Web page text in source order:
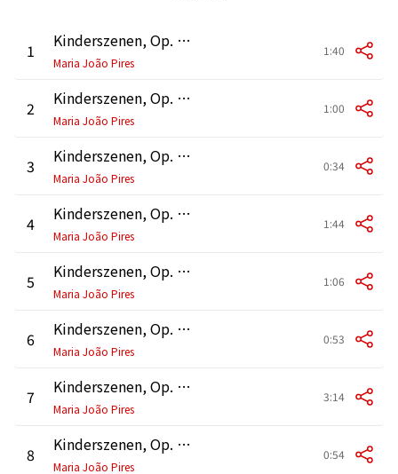
1 Kinderszenen, Op. 15: No. 1, Von fremden Ländern und Menschen
Maria João Pires
1:40
2 Kinderszenen, Op. 15: No. 2, Kuriose Geschichte
Maria João Pires
1:00
3 Kinderszenen, Op. 15: No. 3, Hasche-Mann
Maria João Pires
0:34
4 Kinderszenen, Op. 15: No. 4, Bittendes Kind
Maria João Pires
1:44
5 Kinderszenen, Op. 15: No. 5, Glückes genug
Maria João Pires
1:06
6 Kinderszenen, Op. 15: No. 6, Wichtige Begebenheit
Maria João Pires
0:53
7 Kinderszenen, Op. 15: No. 7, Träumerei
Maria João Pires
3:14
8 Kinderszenen, Op. 15: No. 8, Am Kamin
Maria João Pires
0:54